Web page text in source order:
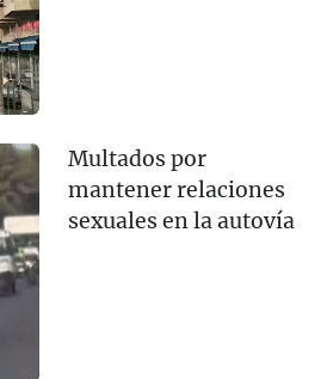
Multados por
mantener relaciones
sexuales en la autovía